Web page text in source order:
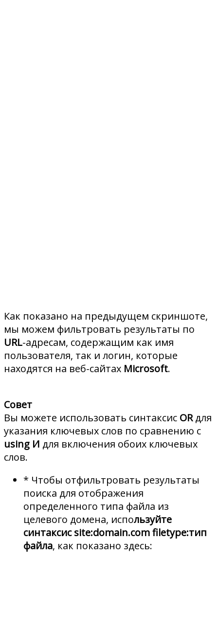
Как показано на предыдущем скриншоте,
мы можем фильтровать результаты по
URL-адресам, содержащим как имя
пользователя, так и логин, которые
находятся на веб-сайтах Microsoft.
Совет
Вы можете использовать синтаксис ORдля
указания ключевых слов по сравнению с
using И для включения обоих ключевых
слов.
* Чтобы отфильтровать результаты
поиска для отображения
определенного типа файла из
целевого домена, используйте
синтаксис site:domain.com filetype:тип
файла, как показано здесь: